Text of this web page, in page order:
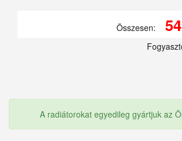
Összesen:
A radiátorokat egyedileg gyártjuk az